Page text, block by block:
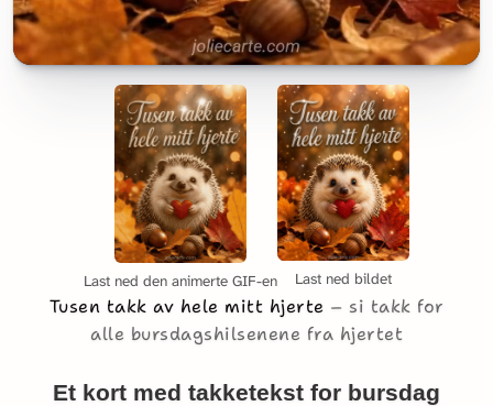
Last ned den animerte GIF-en Last ned bildet
Tusen takk av hele mitt hjerte
si takk for
alle bursdagshilsenene fra hjertet
Et kort med takketekst for bursdag